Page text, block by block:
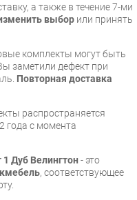
а также в течение 7-ми
выбор или принять
комплекты могут быть
заметили дефект при
Повторная доставка
распространяется
года с момента
Дуб Велингтон- это
, соответствующее